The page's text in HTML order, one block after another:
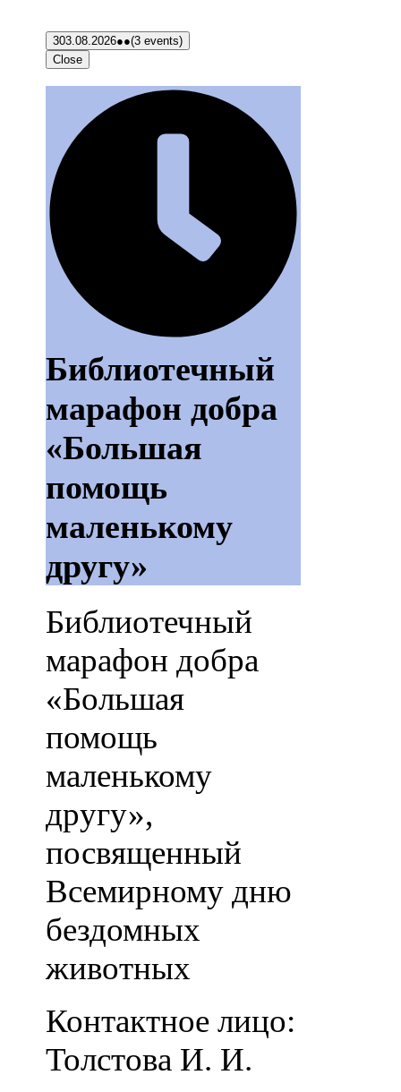
303.08.2026●●(3 events)
Close
Библиотечный
марафон добра
«Большая
помощь
маленькому
другу»
Библиотечный
марафон добра
«Большая
помощь
маленькому
другу»,
посвященный
Всемирному дню
бездомных
животных
Контактное лицо:
Толстова И. И.